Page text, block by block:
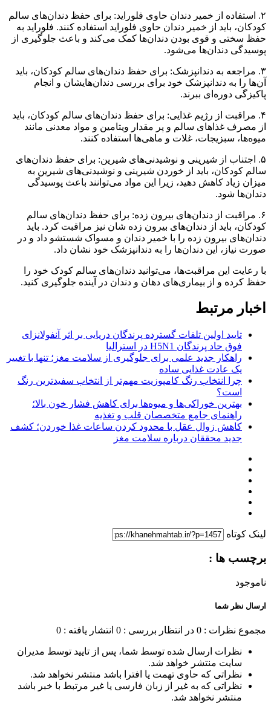
۲. استفاده از خمیر دندان حاوی فلوراید: برای حفظ دندان‌های سالم
کودکان، باید از خمیر دندان حاوی فلوراید استفاده کنند. فلوراید به
حفظ سختی و قوی بودن دندان‌ها کمک می‌کند و باعث جلوگیری از
پوسیدگی دندان‌ها می‌شود.
۳. مراجعه به دندانپزشک: برای حفظ دندان‌های سالم کودکان، باید
آن‌ها را به دندانپزشک خود برای بررسی دندان‌هایشان و انجام
پاکیزگی دوره‌ای ببرند.
۴. مراقبت از رژیم غذایی: برای حفظ دندان‌های سالم کودکان، باید
از مصرف غذاهای سالم و پر مقدار ویتامین و مواد معدنی مانند
میوه‌ها، سبزیجات، غلات و ماهی‌ها استفاده کنند.
۵. اجتناب از شیرینی و نوشیدنی‌های شیرین: برای حفظ دندان‌های
سالم کودکان، باید از خوردن شیرینی و نوشیدنی‌های شیرین به
میزان زیاد کاهش دهید، زیرا این مواد می‌توانند باعث پوسیدگی
دندان‌ها شود.
۶. مراقبت از دندان‌های بیرون زده: برای حفظ دندان‌های سالم
کودکان، باید از دندان‌های بیرون زده شان نیز مراقبت کرد. باید
دندان‌های بیرون زده را با خمیر دندان و مسواک شستشو داد و در
صورت نیاز، این دندان‌ها را به دندانپزشک خود نشان داد.
با رعایت این مراقبت‌ها، می‌توانید دندان‌های سالم کودک خود را
حفظ کرده و از بیماری‌های دهان و دندان در آینده جلوگیری کنید.
اخبار مرتبط
تایید اولین تلفات گسترده پرندگان دریایی بر اثر آنفولانزای
فوق حاد پرندگان H5N1 در استرالیا
راهکار جدید علمی برای جلوگیری از سلامت مغز؛ تنها با تغییر
یک عادت غذایی ساده
چرا انتخاب رنگ کامپوزیت مهم‌تر از انتخاب سفیدترین رنگ
است؟
بهترین خوراکی‌ها و میوه‌ها برای کاهش فشار خون بالا؛
راهنمای جامع متخصصان قلب و تغذیه
کاهش زوال عقل با محدود کردن ساعات غذا خوردن؛ کشف
جدید محققان درباره سلامت مغز
لینک کوتاه
برچسب ها :
ناموجود
ارسال نظر شما
مجموع نظرات : 0 در انتظار بررسی : 0 انتشار یافته : 0
نظرات ارسال شده توسط شما، پس از تایید توسط مدیران
سایت منتشر خواهد شد.
نظراتی که حاوی تهمت یا افترا باشد منتشر نخواهد شد.
نظراتی که به غیر از زبان فارسی یا غیر مرتبط با خبر باشد
منتشر نخواهد شد.